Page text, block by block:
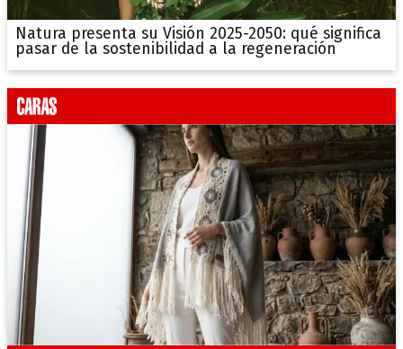
Natura presenta su Visión 2025-2050: qué significa
pasar de la sostenibilidad a la regeneración